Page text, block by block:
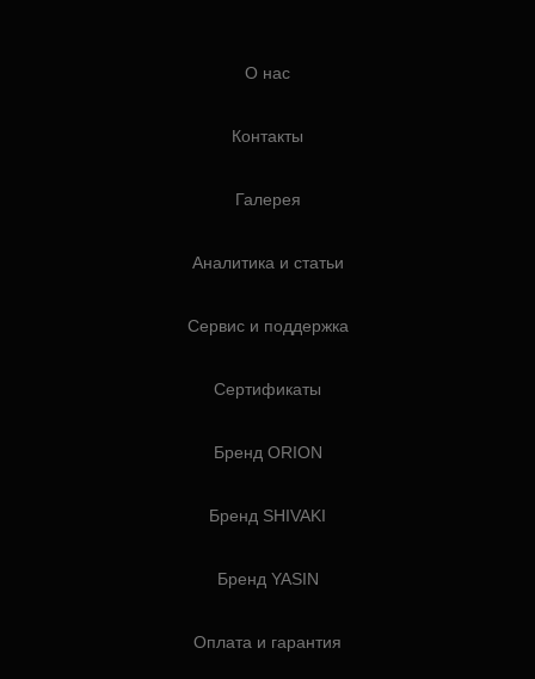
О нас
Контакты
Галерея
Аналитика и статьи
Сервис и поддержка
Сертификаты
Бренд ORION
Бренд SHIVAKI
Бренд YASIN
Оплата и гарантия